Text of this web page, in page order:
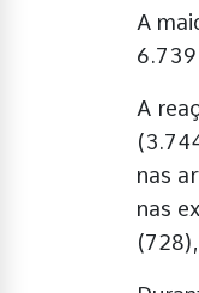
A
A
nas
nas